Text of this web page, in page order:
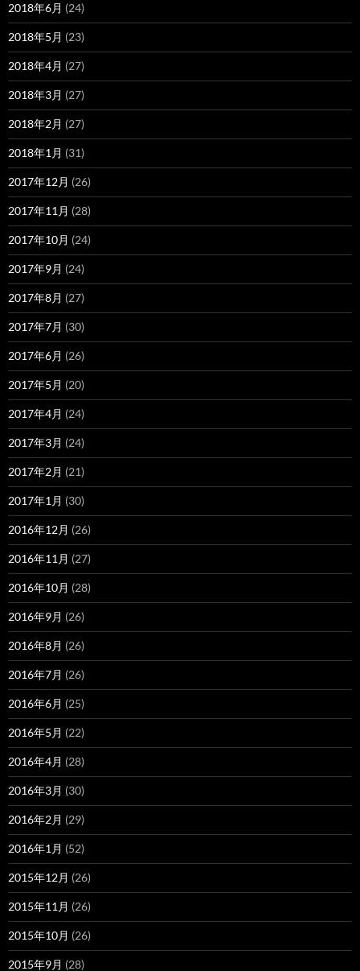
2018年6月 (24)
2018年5月 (23)
2018年4月 (27)
2018年3月 (27)
2018年2月 (27)
2018年1月 (31)
2017年12月 (26)
2017年11月 (28)
2017年10月 (24)
2017年9月 (24)
2017年8月 (27)
2017年7月 (30)
2017年6月 (26)
2017年5月 (20)
2017年4月 (24)
2017年3月 (24)
2017年2月 (21)
2017年1月 (30)
2016年12月 (26)
2016年11月 (27)
2016年10月 (28)
2016年9月 (26)
2016年8月 (26)
2016年7月 (26)
2016年6月 (25)
2016年5月 (22)
2016年4月 (28)
2016年3月 (30)
2016年2月 (29)
2016年1月 (52)
2015年12月 (26)
2015年11月 (26)
2015年10月 (26)
2015年9月 (28)